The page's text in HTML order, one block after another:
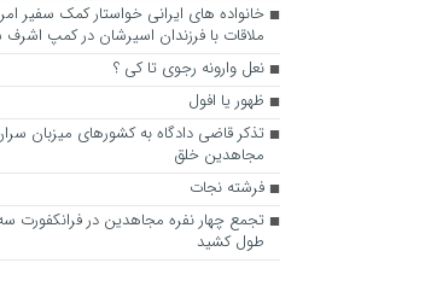
خانواده های ایرانی خواستار کمک سفیر
ملاقات با فرزندان اسیرشان در کمپ
نعل وارونه رجوی تا کی ؟
ظهور یا افول
تذکر قاضی دادگاه به کشورهای میزبان
مجاهدین خلق
فرشته نجات
تجمع چهار نفره مجاهدین در فرانکفورت
طول کشید